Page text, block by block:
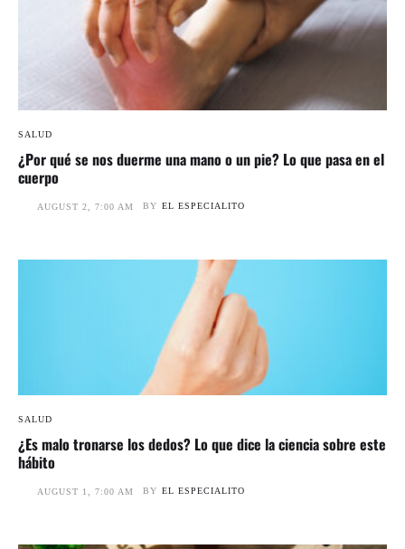
SALUD
¿Por qué se nos duerme una mano o un pie? Lo que pasa en el
cuerpo
AUGUST 2, 7:00 AM BY EL ESPECIALITO
SALUD
¿Es malo tronarse los dedos? Lo que dice la ciencia sobre este
hábito
AUGUST 1, 7:00 AM BY EL ESPECIALITO